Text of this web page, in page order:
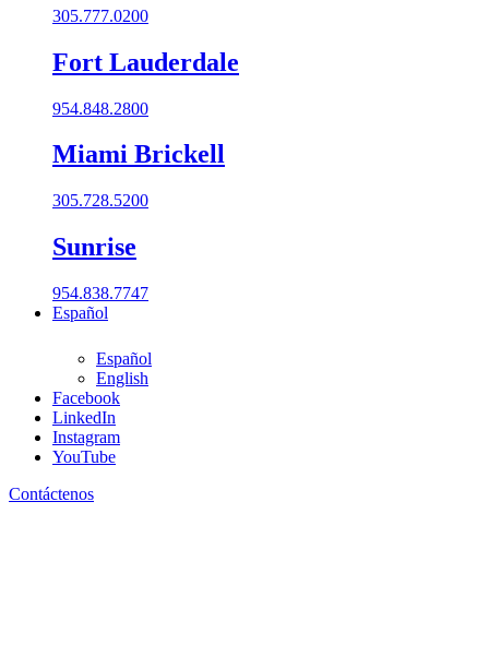
305.777.0200
Fort Lauderdale
954.848.2800
Miami Brickell
305.728.5200
Sunrise
954.838.7747
Español
Español
English
Facebook
LinkedIn
Instagram
YouTube
Contáctenos
Español
English